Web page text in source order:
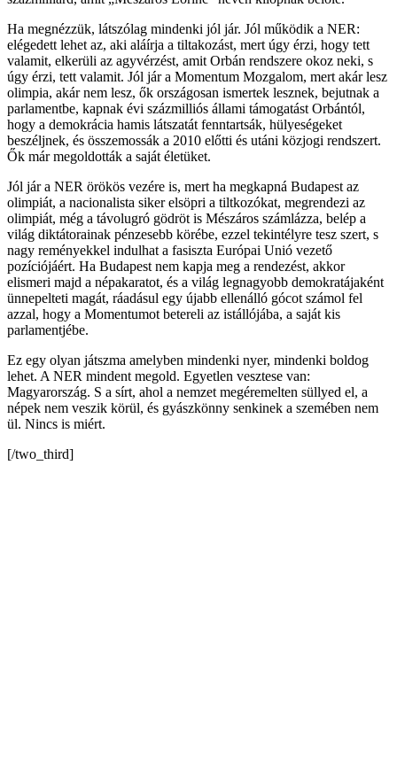
Ha megnézzük, látszólag mindenki jól jár. Jól működik a NER:
elégedett lehet az, aki aláírja a tiltakozást, mert úgy érzi, hogy tett
valamit, elkerüli az agyvérzést, amit Orbán rendszere okoz neki, s
úgy érzi, tett valamit. Jól jár a Momentum Mozgalom, mert akár lesz
olimpia, akár nem lesz, ők országosan ismertek lesznek, bejutnak a
parlamentbe, kapnak évi százmilliós állami támogatást Orbántól,
hogy a demokrácia hamis látszatát fenntartsák, hülyeségeket
beszéljnek, és összemossák a 2010 előtti és utáni közjogi rendszert.
Ők már megoldották a saját életüket.
Jól jár a NER örökös vezére is, mert ha megkapná Budapest az
olimpiát, a nacionalista siker elsöpri a tiltkozókat, megrendezi az
olimpiát, még a távolugró gödröt is Mészáros számlázza, belép a
világ diktátorainak pénzesebb körébe, ezzel tekintélyre tesz szert, s
nagy reményekkel indulhat a fasiszta Európai Unió vezető
pozíciójáért. Ha Budapest nem kapja meg a rendezést, akkor
elismeri majd a népakaratot, és a világ legnagyobb demokratájaként
ünnepelteti magát, ráadásul egy újabb ellenálló gócot számol fel
azzal, hogy a Momentumot betereli az istállójába, a saját kis
parlamentjébe.
Ez egy olyan játszma amelyben mindenki nyer, mindenki boldog
lehet. A NER mindent megold. Egyetlen vesztese van:
Magyarország. S a sírt, ahol a nemzet megéremelten süllyed el, a
népek nem veszik körül, és gyászkönny senkinek a szemében nem
ül. Nincs is miért.
[/two_third]